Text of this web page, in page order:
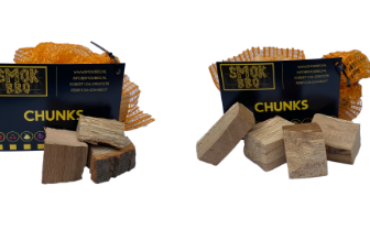
Toevoegen
aan
verlanglijst
Toevoegen
aan
verlanglijst